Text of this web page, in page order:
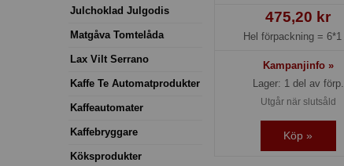
Julchoklad Julgodis
Matgåva Tomtelåda
Lax Vilt Serrano
Kaffe Te Automatprodukter
Kaffeautomater
Kaffebryggare
Köksprodukter
475,20 kr
Hel förpackning =
Kampanjinfo »
Lager: 1 del av förp.
Utgår när slutsåld
Köp »